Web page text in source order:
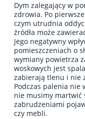
Dym zalegający w
zdrowia. Po
czym utrudnia
źródła może
Jego negatywny
pomieszczeniach o
wymiany powietrza
woskowych jest
zabierają tlenu i nie
Podczas palenia nie
nie musimy martwić
zabrudzeniami
czy mebli.